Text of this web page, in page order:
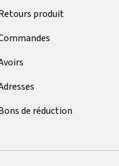
produit
de réduction